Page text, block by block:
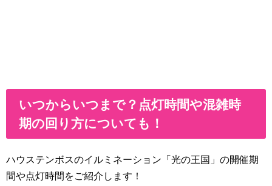
いつからいつまで？点灯時間や混雑時
期の回り方についても！
ハウステンボスのイルミネーション「光の王国」の開催期
間や点灯時間をご紹介します！